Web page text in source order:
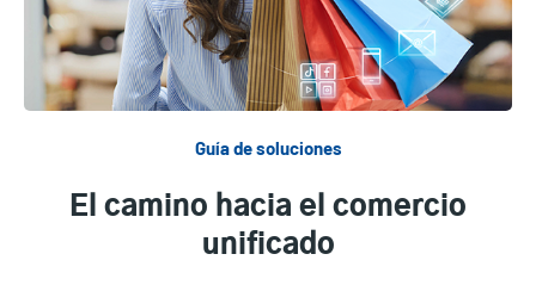
Guía de soluciones
El camino hacia el comercio
unificado